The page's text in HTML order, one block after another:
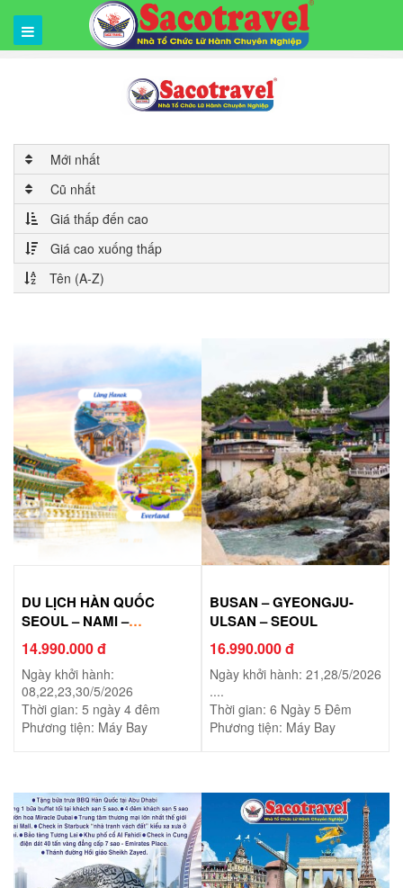
Mới nhất
Cũ nhất
Giá thấp đến cao
Giá cao xuống thấp
Tên (A-Z)
DU LỊCH HÀN QUỐC
SEOUL – NAMI –
EVERLAND
14.990.000 đ
Ngày khởi hành:
08,22,23,30/5/2026
Thời gian: 5 ngày 4 đêm
Phương tiện: Máy Bay
BUSAN – GYEONGJU-
ULSAN – SEOUL
16.990.000 đ
Ngày khởi hành: 21,28/5/2026
....
Thời gian: 6 Ngày 5 Đêm
Phương tiện: Máy Bay